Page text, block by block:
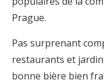
Prague.
Pas surprenant
restaurants et
bonne bière bien